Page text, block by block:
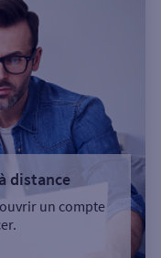
distance
ouvrir un compte